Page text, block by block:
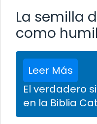
La semilla
como
Leer Más
El verdadero
en la Biblia